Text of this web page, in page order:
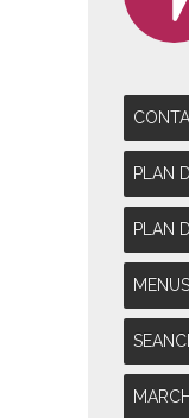
PLAN
PLAN